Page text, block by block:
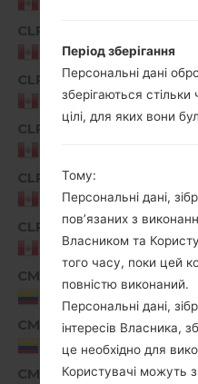
CLP
Peru
CLP
Peru
CLP
CLP
Peru
CLP
Peru
CMC
Colombia
CMC
Colombia
CMC
Період зберігання
Персональні дані
зберігаються
цілі, для яких вони
Тому:
Персональні дані,
пов’язаних з
Власником та
того часу, поки цей
повністю виконаний.
Персональні дані,
інтересів Власника,
це необхідно для
Користувачі можуть